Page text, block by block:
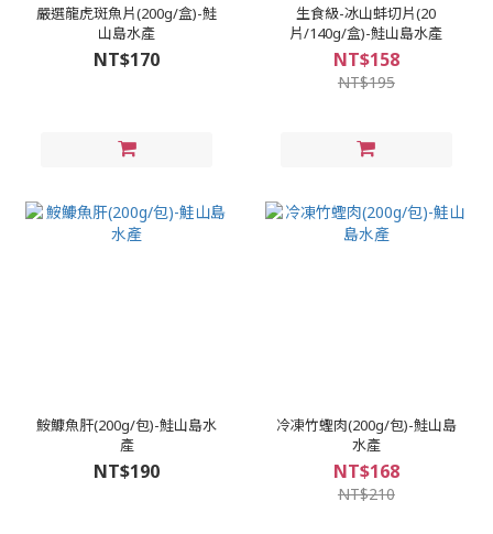
嚴選龍虎斑魚片(200g/盒)-鮭
山島水產
NT$170
生食級-冰山蚌切片(20
片/140g/盒)-鮭山島水產
NT$158
NT$195
鮟鱇魚肝(200g/包)-鮭山島水
產
NT$190
冷凍竹蟶肉(200g/包)-鮭山島
水產
NT$168
NT$210